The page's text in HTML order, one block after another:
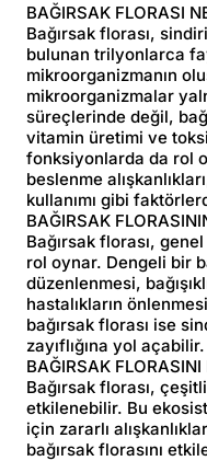
BAĞIRSAK FLORASI
Bağırsak florası,
bulunan trilyonlarca
mikroorganizmanın
mikroorganizmalar
süreçlerinde değil,
vitamin üretimi ve
fonksiyonlarda da rol
beslenme
kullanımı gibi
BAĞIRSAK
Bağırsak florası,
rol oynar. Dengeli bir
düzenlenmesi,
hastalıkların
bağırsak florası ise
zayıflığına yol açabilir.
BAĞIRSAK FLORASINI
Bağırsak florası,
etkilenebilir. Bu
için zararlı
bağırsak florasını